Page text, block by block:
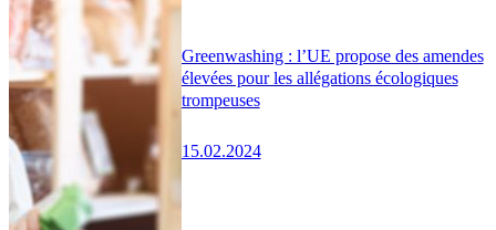
Greenwashing : l’UE propose des amendes
élevées pour les allégations écologiques
trompeuses
15.02.2024